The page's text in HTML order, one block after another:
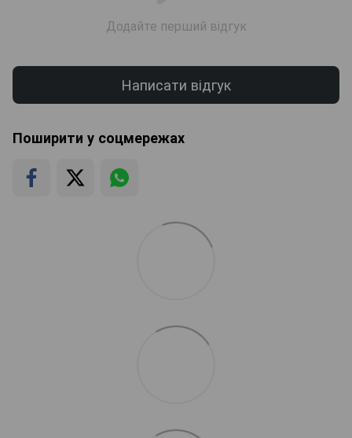
Додайте перший відгук
Написати відгук
Поширити у соцмережах